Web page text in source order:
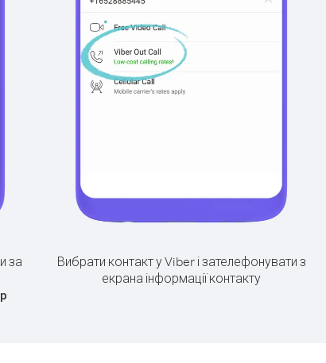
за
Вибрати контакт у Viber і зателефонувати з
екрана інформації контакту